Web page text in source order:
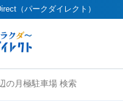
（パークダイレクト）
の月極駐車場 検索